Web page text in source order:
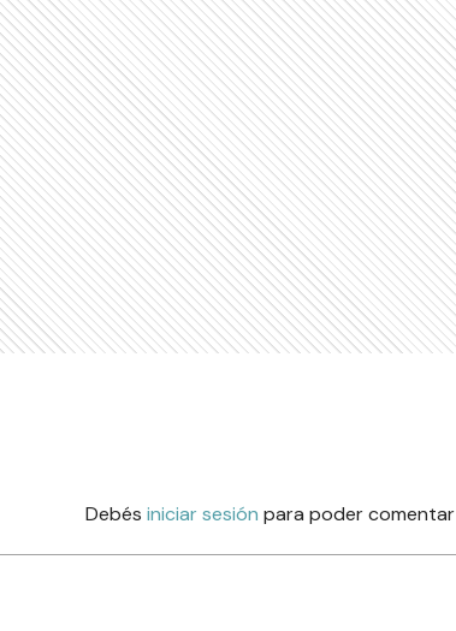
Debés iniciar sesión para poder comentar